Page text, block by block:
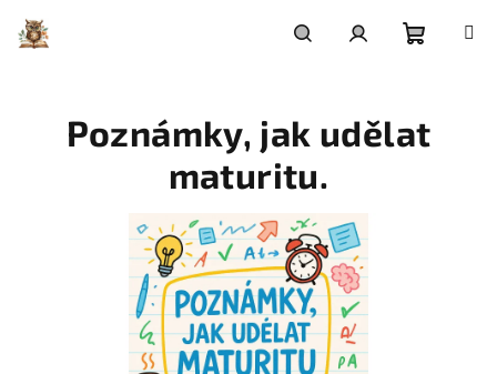
obsah
košík
Poznámky, jak udělat
maturitu.